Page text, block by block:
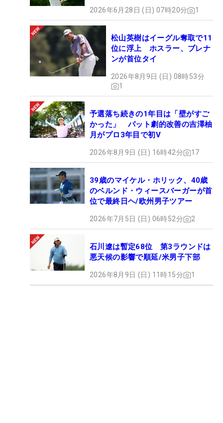
2026年6月28日 (日) 07時20分 1
松山英樹はイーグル奪取で11
位に浮上 ホスラー、ブレナ
ンが首位タイ
2026年8月9日 (日) 08時53分
1
予選落ち続きの1年目は「壁がすご
かった」 パット劇的改善の吉澤柚
月がプロ3年目で初V
2026年8月9日 (日) 16時42分 17
39歳のマイケル・ホリック、40歳
のベルンド・ウィースバーガーが首
位で最終日ヘ/欧州男子ツアー
2026年7月5日 (日) 06時52分 2
石川遼は暫定68位 第3ラウンドは
悪天候の影響で順延/米男子下部
2026年8月9日 (日) 11時15分 1